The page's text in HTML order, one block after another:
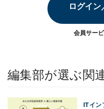
ログイ
会員サー
編集部が選ぶ関
ITイン